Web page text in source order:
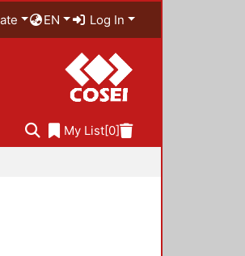
EN Log In
My List[0]